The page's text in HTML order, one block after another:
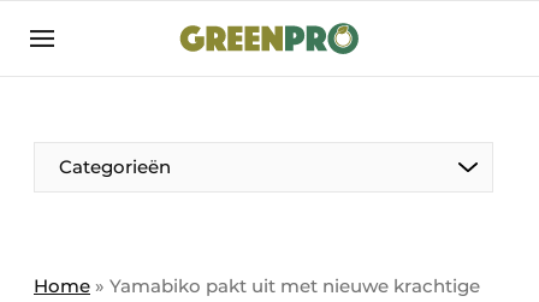
Aanmelden
Bedrijven
Bedrijven
Direct contact
Categorieën
Home » Yamabiko pakt uit met nieuwe krachtige